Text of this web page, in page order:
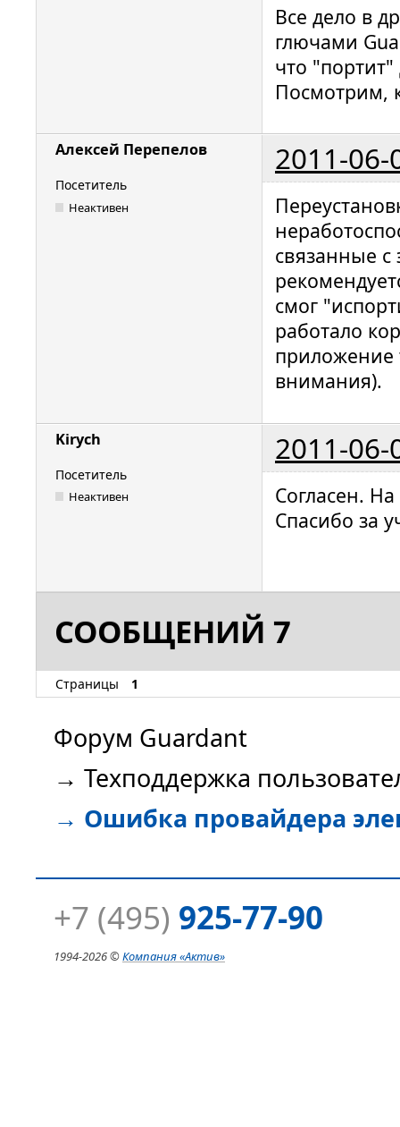
Все дело в
глючами
что
Посмотрим,
Алексей Перепелов 2011-06-
Посетитель
Неактивен
связанные
смог
работало
приложение
внимания).
Kirych 2011-06-
Посетитель
Неактивен
Согласен.
Спасибо за
СООБЩЕНИЙ 7
Страницы 1
Форум Guardant
→ Техподдержка
→ Ошибка провайдера
+7 (495) 925-77-90
1994-2026 ©Компания«Актив»